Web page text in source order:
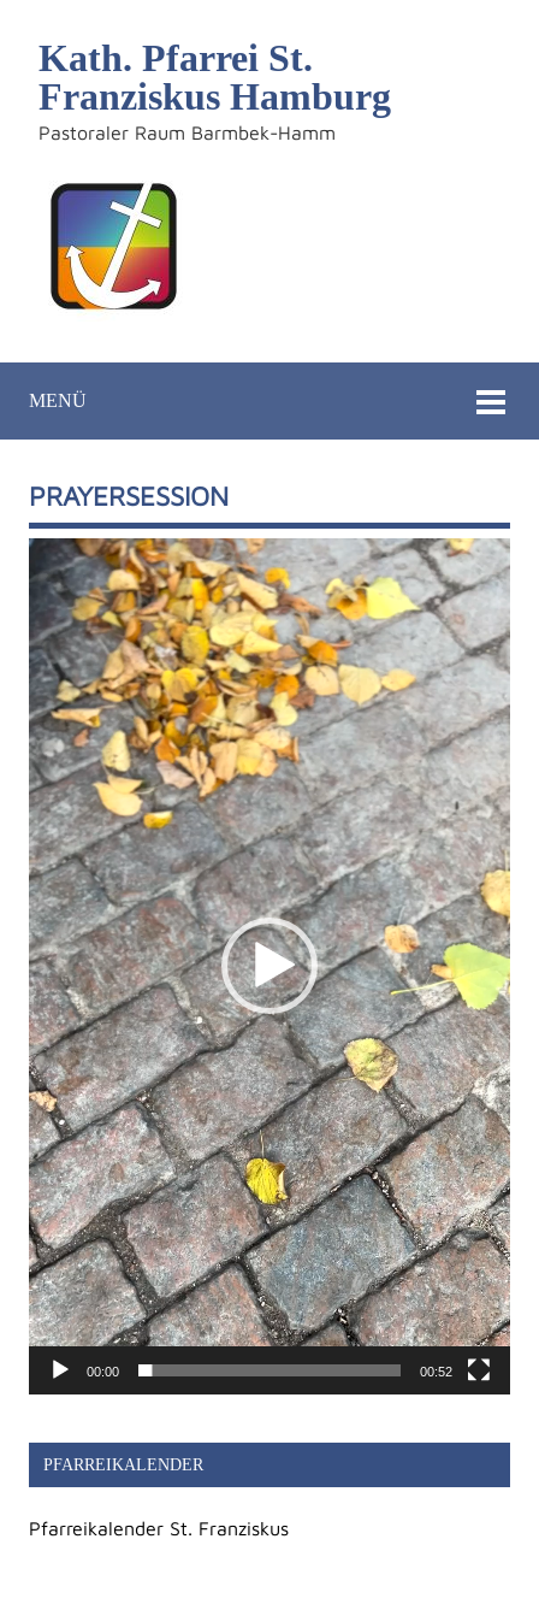
Kath. Pfarrei St.
Franziskus Hamburg
Pastoraler Raum Barmbek-Hamm
MENÜ
PRAYERSESSION
Video-
Player
00:00 00:52
PFARREIKALENDER
Pfarreikalender St. Franziskus